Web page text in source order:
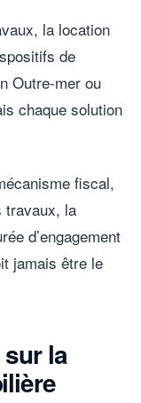
la location
de
Outre-mer ou
chaque solution
fiscal,
travaux, la
d’engagement
jamais être le
la